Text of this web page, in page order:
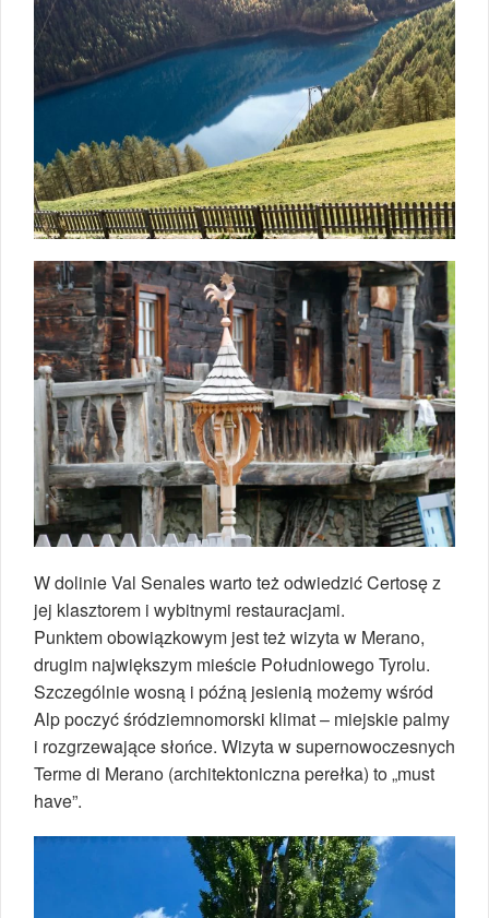
W dolinie Val Senales warto też odwiedzić Certosę z
jej klasztorem i wybitnymi restauracjami.
Punktem obowiązkowym jest też wizyta w Merano,
drugim największym mieście Południowego Tyrolu.
Szczególnie wosną i późną jesienią możemy wśród
Alp poczyć śródziemnomorski klimat – miejskie palmy
i rozgrzewające słońce. Wizyta w supernowoczesnych
Terme di Merano (architektoniczna perełka) to „must
have”.